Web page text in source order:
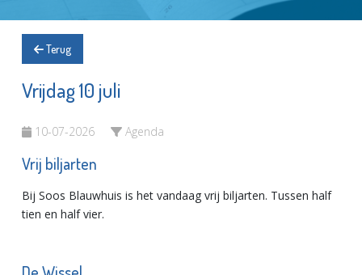
Terug
Vrijdag 10 juli
10-07-2026 Agenda
Vrij biljarten
Bij Soos Blauwhuis is het vandaag vrij biljarten. Tussen half
tien en half vier.